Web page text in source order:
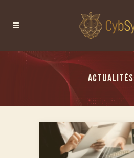
ACTUALITÉS